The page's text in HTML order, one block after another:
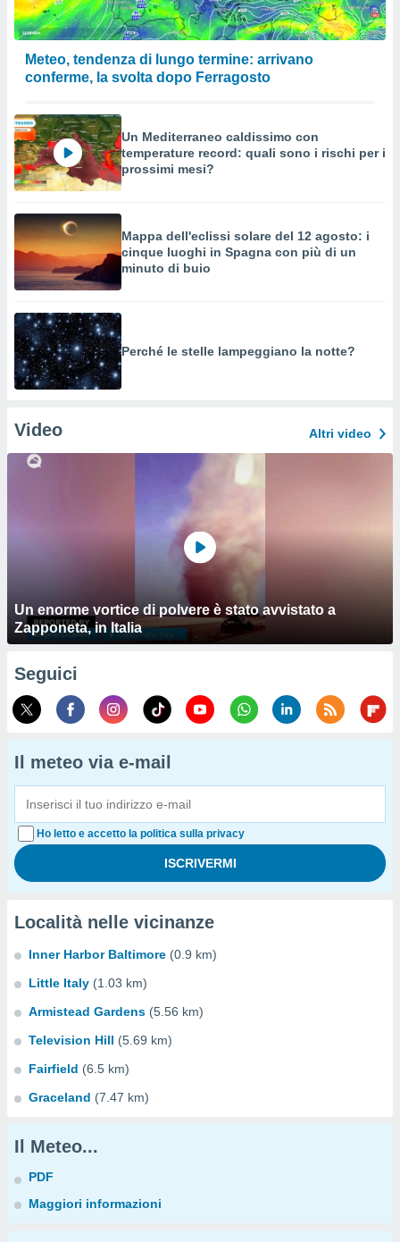
Meteo, tendenza di lungo termine: arrivano
conferme, la svolta dopo Ferragosto
Un Mediterraneo caldissimo con
temperature record: quali sono i rischi per i
prossimi mesi?
Mappa dell'eclissi solare del 12 agosto: i
cinque luoghi in Spagna con più di un
minuto di buio
Perché le stelle lampeggiano la notte?
Video Altri video
Un enorme vortice di polvere è stato avvistato a
Zapponeta, in Italia
Seguici
Il meteo via e-mail
Ho letto e accetto la politica sulla privacy
Località nelle vicinanze
Inner Harbor Baltimore (0.9 km)
Little Italy (1.03 km)
Armistead Gardens (5.56 km)
Television Hill (5.69 km)
Fairfield (6.5 km)
Graceland (7.47 km)
Il Meteo...
PDF
Maggiori informazioni